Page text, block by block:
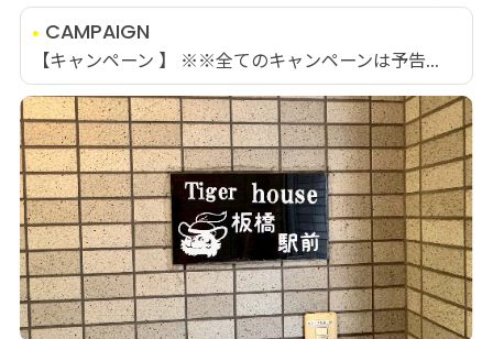
CAMPAIGN
【キャンペーン 】 ※※全てのキャンペーンは予告...